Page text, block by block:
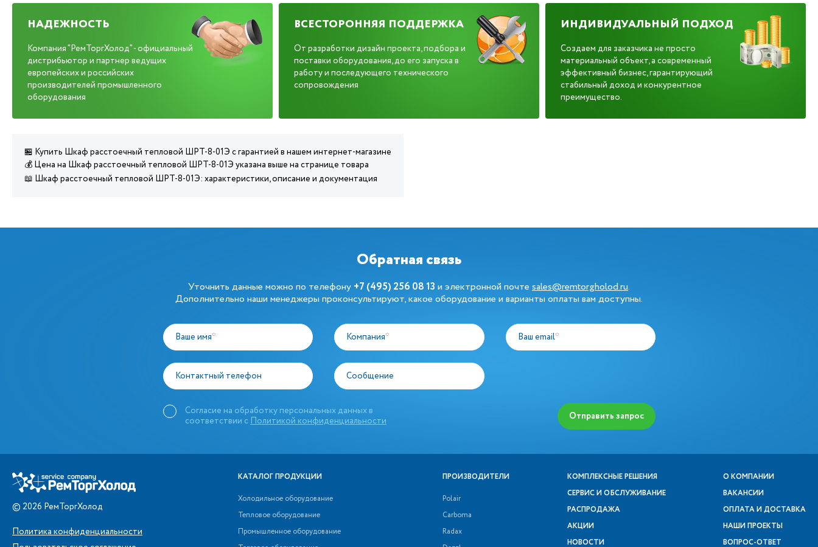
НАДЕЖНОСТЬ
Компания "РемТоргХолод" - официальный
дистрибьютор и партнер ведущих
европейских и российских
производителей промышленного
оборудования
ВСЕСТОРОННЯЯ ПОДДЕРЖКА
От разработки дизайн проекта, подбора и
поставки оборудования, до его запуска в
работу и последующего технического
сопровождения
ИНДИВИДУАЛЬНЫЙ ПОДХОД
Создаем для заказчика не просто
материальный объект, а современный
эффективный бизнес, гарантирующий
стабильный доход и конкурентное
преимущество.
🏪 Купить Шкаф расстоечный тепловой ШРТ-8-01Э с гарантией в нашем интернет-магазине
💰 Цена на Шкаф расстоечный тепловой ШРТ-8-01Э указана выше на странице товара
📖 Шкаф расстоечный тепловой ШРТ-8-01Э: характеристики, описание и документация
Обратная связь
Уточнить данные можно по телефону +7 (495) 256 08 13 и электронной почте sales@remtorgholod.ru.
Дополнительно наши менеджеры проконсультируют, какое оборудование и варианты оплаты вам доступны.
Ваше имя* Компания* Ваш email*
Контактный телефон Сообщение
Согласие на обработку персональных данных в
соответствии сПолитикой конфиденциальности Отправить запрос
© 2026 РемТоргХолод
Политика конфиденциальности
КАТАЛОГ ПРОДУКЦИИ
Холодильное оборудование
Тепловое оборудование
Промышленное оборудование
ПРОИЗВОДИТЕЛИ
Polair
Carboma
Radax
КОМПЛЕКСНЫЕ РЕШЕНИЯ
СЕРВИС И ОБСЛУЖИВАНИЕ
РАСПРОДАЖА
АКЦИИ
НОВОСТИ
О КОМПАНИИ
ВАКАНСИИ
ОПЛАТА И ДОСТАВКА
НАШИ ПРОЕКТЫ
ВОПРОС-ОТВЕТ